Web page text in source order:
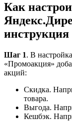
Как
инструкция
Шаг 1. В
«Промоакция»
акций:
Скидка.
товара.
Выгода.
Кешбэк.